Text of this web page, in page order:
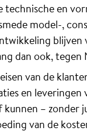
technische en
model-,
dan ook,
van de
en
– zonder
van de